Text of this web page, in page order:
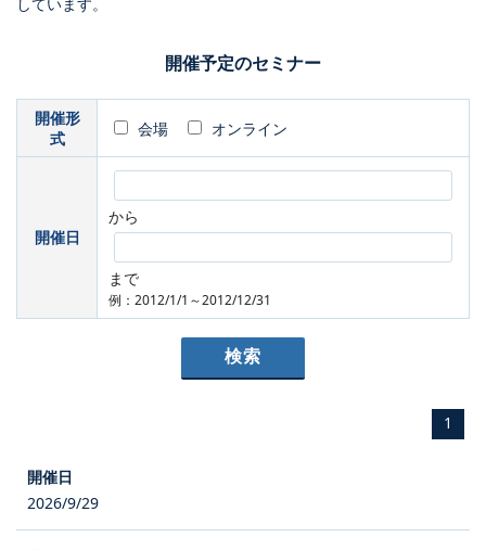
開催予定のセミナー
開催形
式
会場 オンライン
開催日
から
まで
例：2012/1/1～2012/12/31
1
2026/9/29